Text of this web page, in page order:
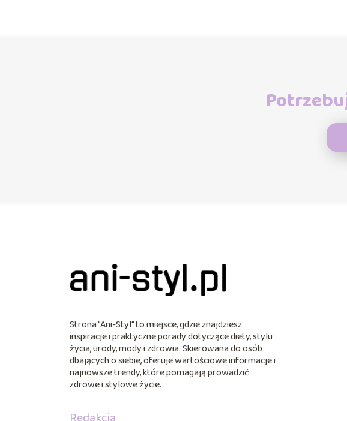
Strona "Ani-Styl" to miejsce, gdzie znajdziesz
inspiracje i praktyczne porady dotyczące diety, stylu
życia, urody, mody i zdrowia. Skierowana do osób
dbających o siebie, oferuje wartościowe informacje i
najnowsze trendy, które pomagają prowadzić
zdrowe i stylowe życie.